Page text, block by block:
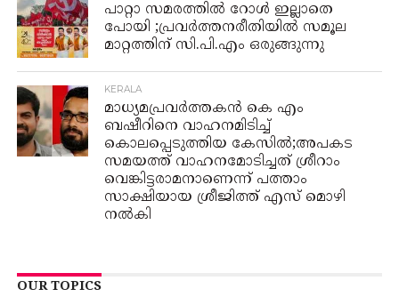
പാറ്റാ സമരത്തിൽ റോൾ ഇല്ലാതെ
പോയി ;പ്രവർത്തനരീതിയിൽ സമൂല
മാറ്റത്തിന് സി.പി.എം ഒരുങ്ങുന്നു
KERALA
മാധ്യമപ്രവർത്തകൻ കെ എം
ബഷീറിനെ വാഹനമിടിച്ച്
കൊലപ്പെടുത്തിയ കേസിൽ;അപകട
സമയത്ത് വാഹനമോടിച്ചത് ശ്രീറാം
വെങ്കിട്ടരാമനാണെന്ന് പത്താം
സാക്ഷിയായ ശ്രീജിത്ത് എസ് മൊഴി
നൽകി
OUR TOPICS